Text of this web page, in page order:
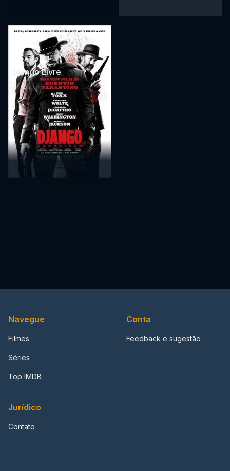
Django Livre
Navegue
Filmes
Séries
Top IMDB
Conta
Feedback e sugestão
Jurídico
Contato